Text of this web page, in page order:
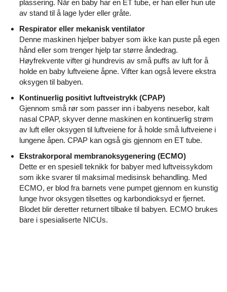
plassering. Når en baby har en ET tube, er han eller hun ute
av stand til å lage lyder eller gråte.
Respirator eller mekanisk ventilator
Denne maskinen hjelper babyer som ikke kan puste på egen
hånd eller som trenger hjelp tar større åndedrag.
Høyfrekvente vifter gi hundrevis av små puffs av luft for å
holde en baby luftveiene åpne. Vifter kan også levere ekstra
oksygen til babyen.
Kontinuerlig positivt luftveistrykk (CPAP)
Gjennom små rør som passer inn i babyens nesebor, kalt
nasal CPAP, skyver denne maskinen en kontinuerlig strøm
av luft eller oksygen til luftveiene for å holde små luftveiene i
lungene åpen. CPAP kan også gis gjennom en ET tube.
Ekstrakorporal membranoksygenering (ECMO)
Dette er en spesiell teknikk for babyer med luftveissykdom
som ikke svarer til maksimal medisinsk behandling. Med
ECMO, er blod fra barnets vene pumpet gjennom en kunstig
lunge hvor oksygen tilsettes og karbondioksyd er fjernet.
Blodet blir deretter returnert tilbake til babyen. ECMO brukes
bare i spesialiserte NICUs.